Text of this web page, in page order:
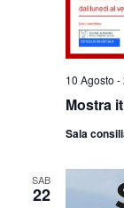
Mostra
10 Agosto -
Sala
SAB
22